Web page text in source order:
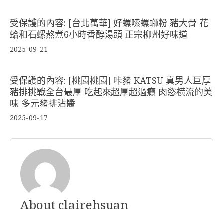
受保護的內容: [台北萬華] 好螺嗦螺螄粉 豬大骨 花
蛤和石螺熬煮6小時香醇湯頭 正宗柳州好味道
2025-09-21
受保護的內容: [桃園桃園] 咔豬 KATSU 真男人巨厚
豬排挑戰全台最厚 吃起來超厚超過癮 肉慾橫流的美
味 多元豬排沾醬
2025-09-17
About clairehsuan